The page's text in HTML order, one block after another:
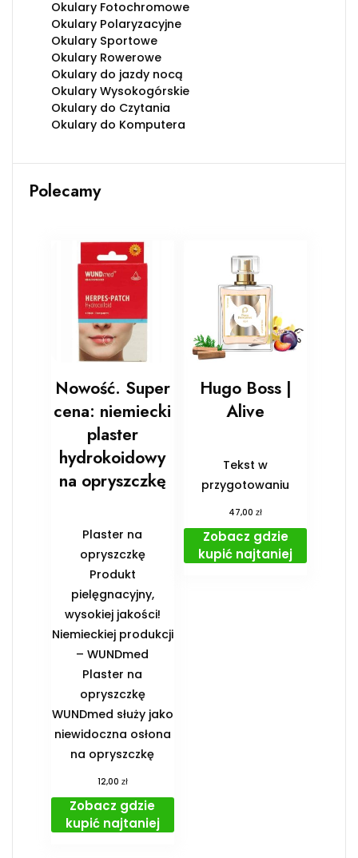
Okulary Fotochromowe
Okulary Polaryzacyjne
Okulary Sportowe
Okulary Rowerowe
Okulary do jazdy nocą
Okulary Wysokogórskie
Okulary do Czytania
Okulary do Komputera
Polecamy
Nowość. Super
cena: niemiecki
plaster
hydrokoidowy
na opryszczkę
Plaster na
opryszczkę
Produkt
pielęgnacyjny,
wysokiej jakości!
Niemieckiej produkcji
– WUNDmed
Plaster na
opryszczkę
WUNDmed służy jako
niewidoczna osłona
na opryszczkę
12,00 zł
Zobacz gdzie
kupić najtaniej
Hugo Boss |
Alive
Tekst w
przygotowaniu
47,00zł
Zobacz gdzie
kupić najtaniej